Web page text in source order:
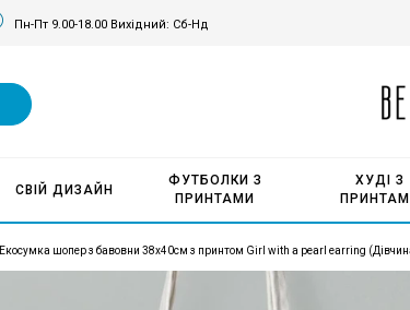
Пн-Пт 9.00-18.00 Вихідний: Сб-Нд
СВІЙ ДИЗАЙН
ФУТБОЛКИ З
ПРИНТАМИ
ХУДІ З
Екосумка шопер з бавовни 38х40см з принтом Girl with a pearl earring